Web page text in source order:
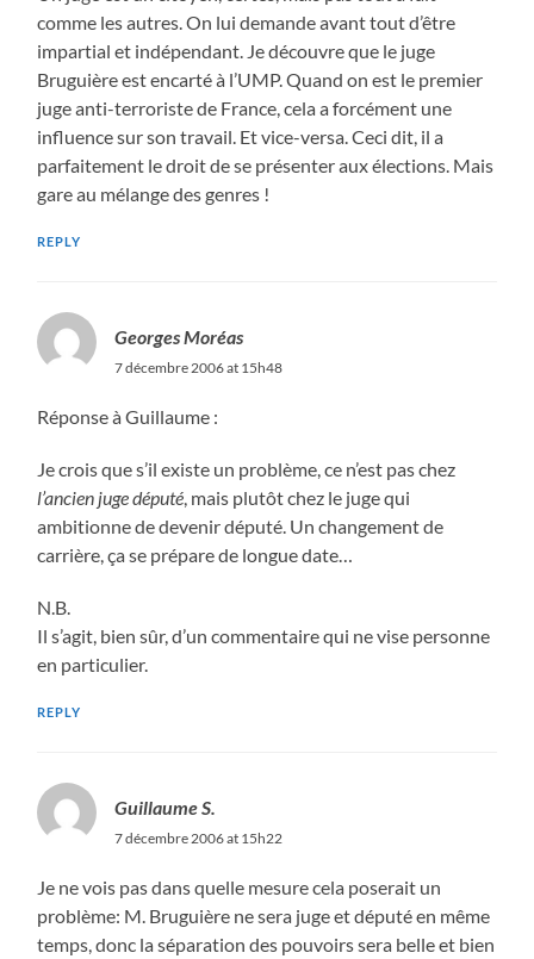
comme les autres. On lui demande avant tout d’être
impartial et indépendant. Je découvre que le juge
Bruguière est encarté à l’UMP. Quand on est le premier
juge anti-terroriste de France, cela a forcément une
influence sur son travail. Et vice-versa. Ceci dit, il a
parfaitement le droit de se présenter aux élections. Mais
gare au mélange des genres !
REPLY
Georges Moréas
7 décembre 2006 at 15h48
Réponse à Guillaume :
Je crois que s’il existe un problème, ce n’est pas chez
l’ancien juge député , mais plutôt chez le juge qui
ambitionne de devenir député. Un changement de
carrière, ça se prépare de longue date…
N.B.
Il s’agit, bien sûr, d’un commentaire qui ne vise personne
en particulier.
REPLY
Guillaume S.
7 décembre 2006 at 15h22
Je ne vois pas dans quelle mesure cela poserait un
problème: M. Bruguière ne sera juge et député en même
temps, donc la séparation des pouvoirs sera belle et bien